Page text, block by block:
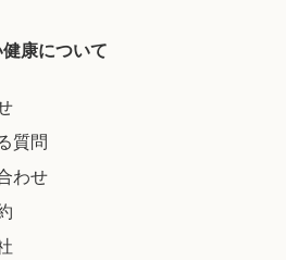
康について
質問
わせ